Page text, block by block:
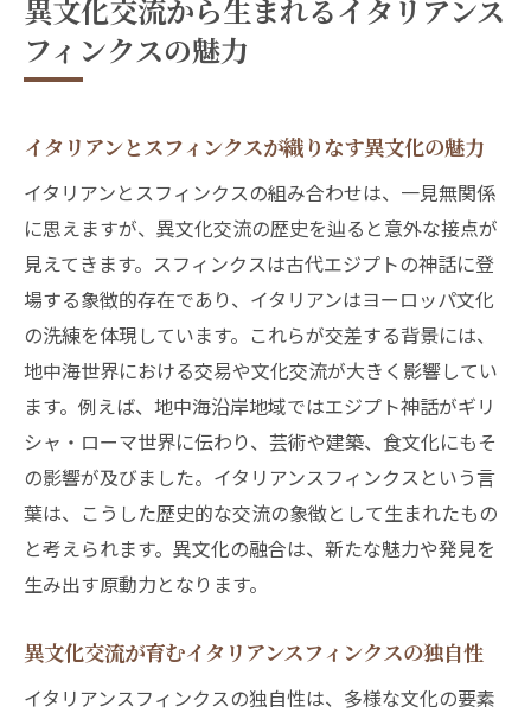
異文化交流から生まれるイタリアンス
フィンクスの魅力
イタリアンとスフィンクスが織りなす異文化の魅力
イタリアンとスフィンクスの組み合わせは、一見無関係
に思えますが、異文化交流の歴史を辿ると意外な接点が
見えてきます。スフィンクスは古代エジプトの神話に登
場する象徴的存在であり、イタリアンはヨーロッパ文化
の洗練を体現しています。これらが交差する背景には、
地中海世界における交易や文化交流が大きく影響してい
ます。例えば、地中海沿岸地域ではエジプト神話がギリ
シャ・ローマ世界に伝わり、芸術や建築、食文化にもそ
の影響が及びました。イタリアンスフィンクスという言
葉は、こうした歴史的な交流の象徴として生まれたもの
と考えられます。異文化の融合は、新たな魅力や発見を
生み出す原動力となります。
異文化交流が育むイタリアンスフィンクスの独自性
イタリアンスフィンクスの独自性は、多様な文化の要素